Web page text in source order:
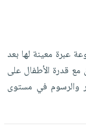
عبرة معينة لها بعد
قدرة الأطفال على
والرسوم في مستوى